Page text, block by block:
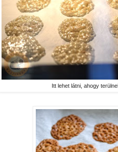
Itt lehet látni, ahogy